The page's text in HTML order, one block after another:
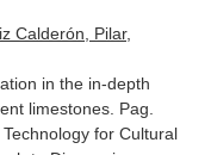
Calderón, Pilar,
in the in-depth
limestones. Pag.
for Cultural